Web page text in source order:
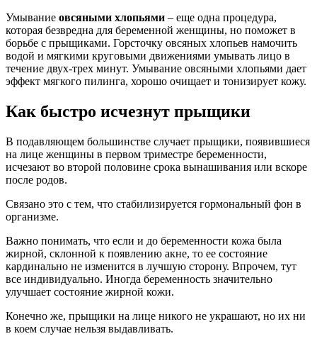
Умывание овсяными хлопьями – еще одна процедура,
которая безвредна для беременной женщины, но поможет в
борьбе с прыщиками. Горсточку овсяных хлопьев намочить
водой и мягкими круговыми движениями умывать лицо в
течение двух-трех минут. Умывание овсяными хлопьями дает
эффект мягкого пилинга, хорошо очищает и тонизирует кожу.
Как быстро исчезнут прыщики
В подавляющем большинстве случает прыщики, появившиеся
на лице женщины в первом триместре беременности,
исчезают во второй половине срока вынашивания или вскоре
после родов.
Связано это с тем, что стабилизируется гормональный фон в
организме.
Важно понимать, что если и до беременности кожа была
жирной, склонной к появлению акне, то ее состояние
кардинально не изменится в лучшую сторону. Впрочем, тут
все индивидуально. Иногда беременность значительно
улучшает состояние жирной кожи.
Конечно же, прыщики на лице никого не украшают, но их ни
в коем случае нельзя выдавливать.